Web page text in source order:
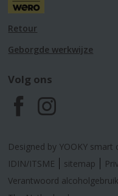
Retour
Geborgde werkwijze
Volg ons
F
a
c
I
n
s
Designed by YOOKY smart
IDIN/ITSME
sitemap
Verantwoord alcoholgebruik